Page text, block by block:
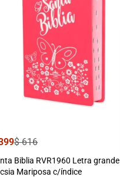
Precio
$ 616
Biblia RVR1960 Letra grande
Mariposa c/índice